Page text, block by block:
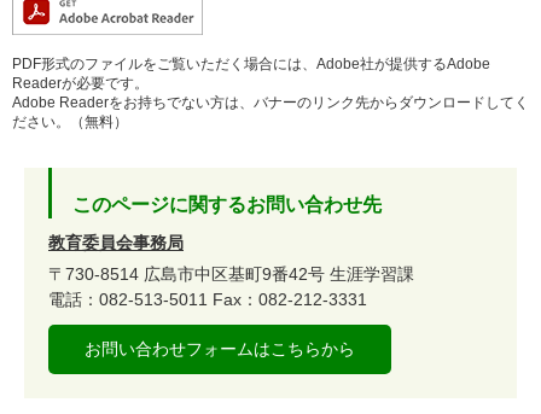
PDF形式のファイルをご覧いただく場合には、Adobe社が提供するAdobe
Readerが必要です。
Adobe Readerをお持ちでない方は、バナーのリンク先からダウンロードしてく
ださい。（無料）
このページに関するお問い合わせ先
教育委員会事務局
〒730-8514 広島市中区基町9番42号 生涯学習課
電話：082-513-5011 Fax：082-212-3331
お問い合わせフォームはこちらから